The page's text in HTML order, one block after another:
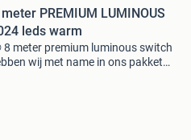
PREMIUM LUMINOUS
leds warm
8 meter premium luminous switch
wij met name in ons pakket